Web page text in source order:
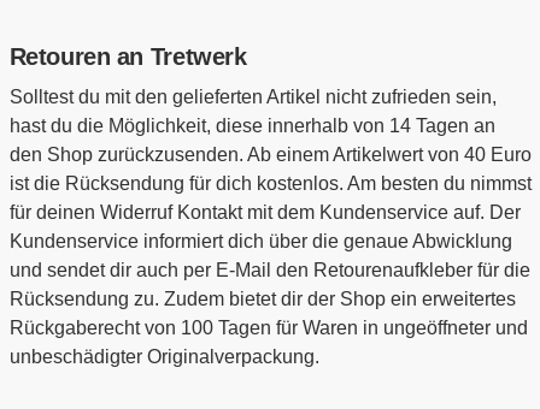
Retouren an Tretwerk
Solltest du mit den gelieferten Artikel nicht zufrieden sein,
hast du die Möglichkeit, diese innerhalb von 14 Tagen an
den Shop zurückzusenden. Ab einem Artikelwert von 40 Euro
ist die Rücksendung für dich kostenlos. Am besten du nimmst
für deinen Widerruf Kontakt mit dem Kundenservice auf. Der
Kundenservice informiert dich über die genaue Abwicklung
und sendet dir auch per E-Mail den Retourenaufkleber für die
Rücksendung zu. Zudem bietet dir der Shop ein erweitertes
Rückgaberecht von 100 Tagen für Waren in ungeöffneter und
unbeschädigter Originalverpackung.